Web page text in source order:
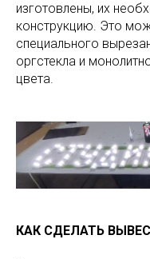
изготовлены, их
конструкцию. Это
специального
оргстекла и
цвета.
КАК СДЕЛАТЬ